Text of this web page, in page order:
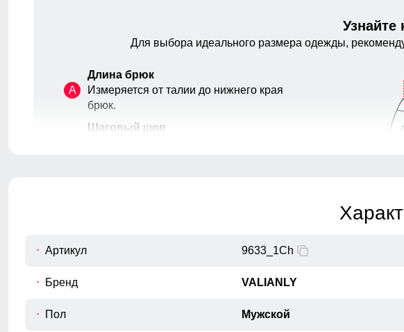
Узнайте
Для выбора идеального размера одежды,
A
Длина брюк
Измеряется от талии до нижнего края
брюк.
Шаговый шов
Измеряется вокруг самой широкой
Артикул 9633_1Ch
Бренд VALIANLY
Пол Мужской